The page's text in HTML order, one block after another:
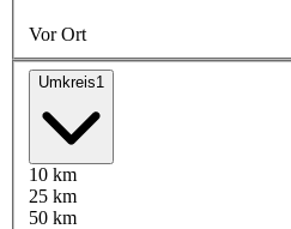
Vor Ort
Umkreis1
10 km
25 km
50 km